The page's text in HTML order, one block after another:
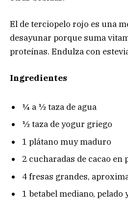
El de terciopelo rojo es una
desayunar porque suma
proteínas. Endulza con
Ingredientes
¼ a ½ taza de agua
½ taza de yogur griego
1 plátano muy maduro
2 cucharadas de cacao en
4 fresas grandes,
1 betabel mediano, pelado